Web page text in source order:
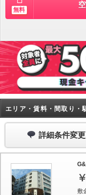
無料
エリア・賃料・間取り・
詳細条件変更
敷